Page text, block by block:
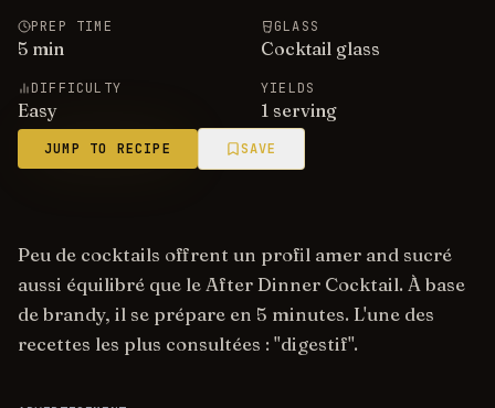
PREP TIME
5 min
GLASS
Cocktail glass
DIFFICULTY
Easy
YIELDS
1 serving
JUMP TO RECIPE SAVE
Peu de cocktails offrent un profil amer and sucré
aussi équilibré que le After Dinner Cocktail. À base
de brandy, il se prépare en 5 minutes. L'une des
recettes les plus consultées : "digestif".